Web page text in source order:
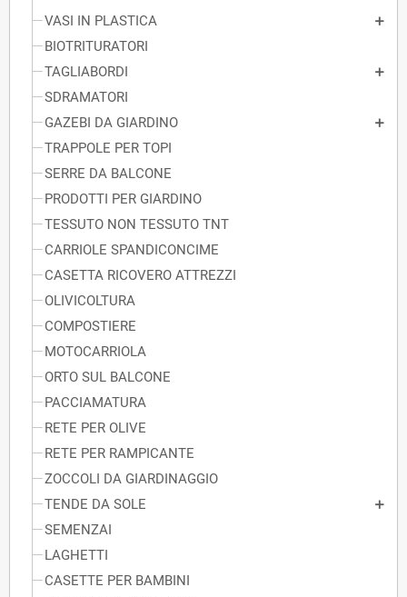
VASI IN PLASTICA
BIOTRITURATORI
TAGLIABORDI
SDRAMATORI
GAZEBI DA GIARDINO
TRAPPOLE PER TOPI
SERRE DA BALCONE
PRODOTTI PER GIARDINO
TESSUTO NON TESSUTO TNT
CARRIOLE SPANDICONCIME
CASETTA RICOVERO ATTREZZI
OLIVICOLTURA
COMPOSTIERE
MOTOCARRIOLA
ORTO SUL BALCONE
PACCIAMATURA
RETE PER OLIVE
RETE PER RAMPICANTE
ZOCCOLI DA GIARDINAGGIO
TENDE DA SOLE
SEMENZAI
LAGHETTI
CASETTE PER BAMBINI